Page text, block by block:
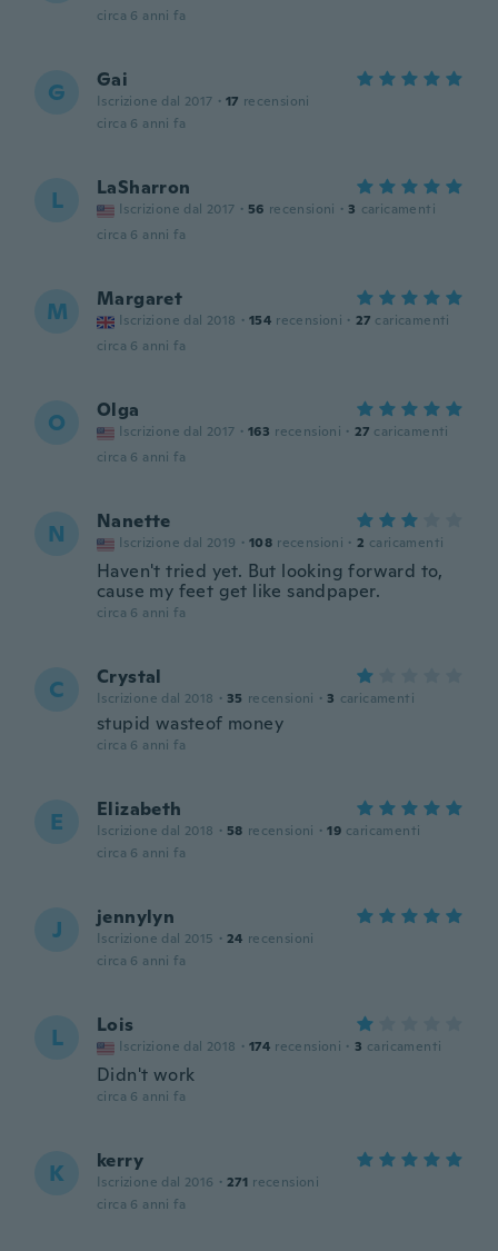
circa 6 anni fa
G Gai
Iscrizione dal 2017 · 17 recensioni
circa 6 anni fa
L LaSharron
Iscrizione dal 2017 · 56 recensioni · 3 caricamenti
circa 6 anni fa
M Margaret
Iscrizione dal 2018 · 154 recensioni · 27 caricamenti
circa 6 anni fa
O Olga
Iscrizione dal 2017 · 163 recensioni · 27 caricamenti
circa 6 anni fa
N Nanette
Iscrizione dal 2019 · 108 recensioni · 2 caricamenti
Haven't tried yet. But looking forward to,
cause my feet get like sandpaper.
circa 6 anni fa
C Crystal
Iscrizione dal 2018 · 35 recensioni · 3 caricamenti
stupid wasteof money
circa 6 anni fa
E Elizabeth
Iscrizione dal 2018 · 58 recensioni · 19 caricamenti
circa 6 anni fa
J jennylyn
Iscrizione dal 2015 · 24 recensioni
circa 6 anni fa
L Lois
Iscrizione dal 2018 · 174 recensioni · 3 caricamenti
Didn't work
circa 6 anni fa
K kerry
Iscrizione dal 2016 · 271 recensioni
circa 6 anni fa